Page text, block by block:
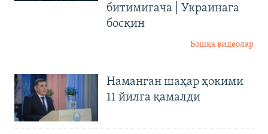
битимигача | Украинага
босқин
Бошқа видеолар
Наманган шаҳар ҳокими
11 йилга қамалди